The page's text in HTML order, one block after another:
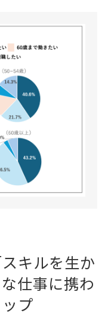
キルを生か
仕事に携わ
プ